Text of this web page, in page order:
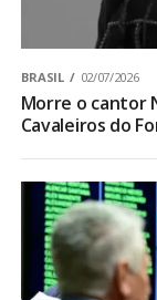
BRASIL 02/07/2026
Morre o cantor
Cavaleiros do